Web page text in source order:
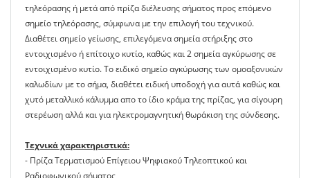
τηλεόρασης ή μετά από πρίζα διέλευσης σήματος προς επόμενο
σημείο τηλεόρασης, σύμφωνα με την επιλογή του τεχνικού.
Διαθέτει σημείο γείωσης, επιλεγόμενα σημεία στήριξης στο
εντοιχισμένο ή επίτοιχο κυτίο, καθώς και 2 σημεία αγκύρωσης σε
εντοιχισμένο κυτίο. Το ειδικό σημείο αγκύρωσης των ομοαξονικών
καλωδίων με το σήμα, διαθέτει ειδική υποδοχή για αυτά καθώς και
χυτό μεταλλικό κάλυμμα απο το ίδιο κράμα της πρίζας, για σίγουρη
στερέωση αλλά και για ηλεκτρομαγνητική θωράκιση της σύνδεσης.
Τεχνικά χαρακτηριστικά:
- Πρίζα Τερματισμού Επίγειου Ψηφιακού Τηλεοπτικού και